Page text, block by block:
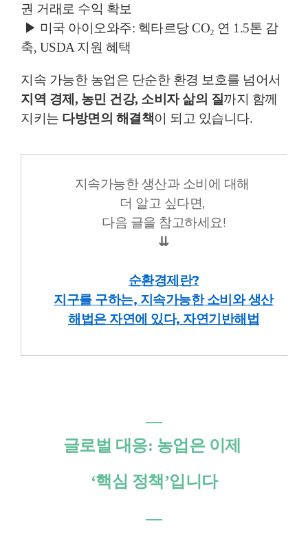
권 거래로 수익 확보
▶ 미국 아이오와주: 헥타르당 CO₂ 연 1.5톤 감
축, USDA 지원 혜택
지속 가능한 농업은 단순한 환경 보호를 넘어서
지역 경제, 농민 건강, 소비자 삶의 질까지 함께
지키는 다방면의 해결책이 되고 있습니다.
지속가능한 생산과 소비에 대해
더 알고 싶다면,
다음 글을 참고하세요!
⇊
순환경제란?
지구를 구하는, 지속가능한 소비와 생산
해법은 자연에 있다, 자연기반해법
―
글로벌 대응: 농업은 이제
‘핵심 정책’입니다
―